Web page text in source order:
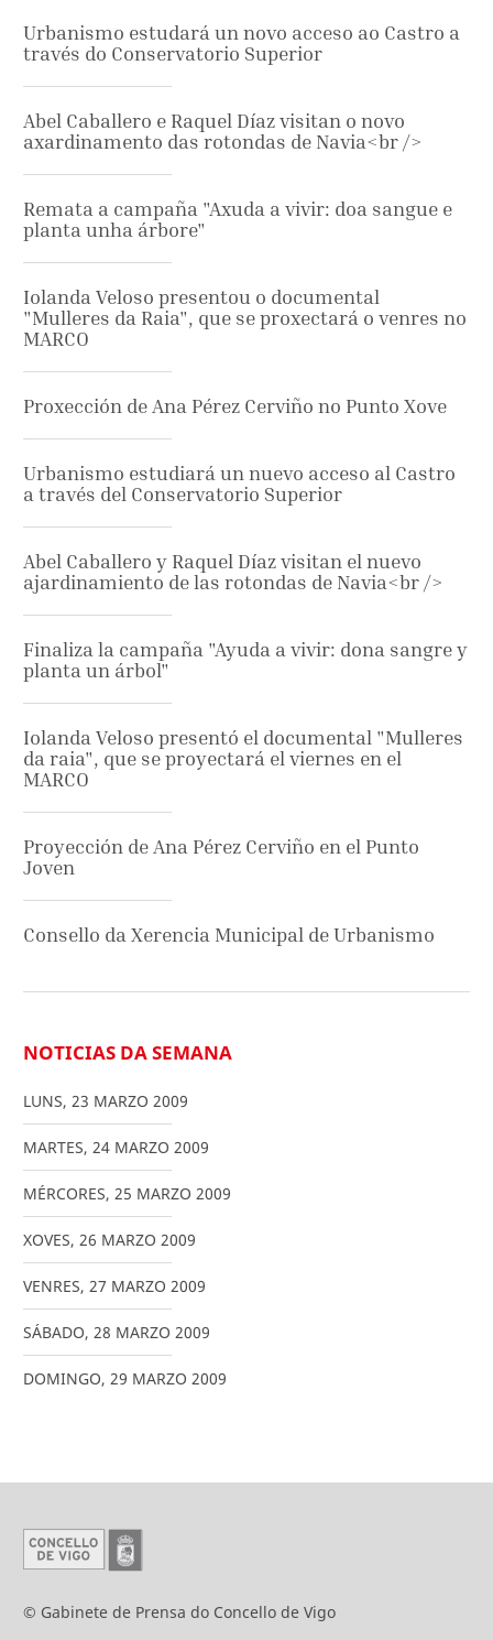
Urbanismo estudará un novo acceso ao Castro a
través do Conservatorio Superior
Abel Caballero e Raquel Díaz visitan o novo
axardinamento das rotondas de Navia<br />
Remata a campaña "Axuda a vivir: doa sangue e
planta unha árbore"
Iolanda Veloso presentou o documental
"Mulleres da Raia", que se proxectará o venres no
MARCO
Proxección de Ana Pérez Cerviño no Punto Xove
Urbanismo estudiará un nuevo acceso al Castro
a través del Conservatorio Superior
Abel Caballero y Raquel Díaz visitan el nuevo
ajardinamiento de las rotondas de Navia<br />
Finaliza la campaña "Ayuda a vivir: dona sangre y
planta un árbol"
Iolanda Veloso presentó el documental "Mulleres
da raia", que se proyectará el viernes en el
MARCO
Proyección de Ana Pérez Cerviño en el Punto
Joven
Consello da Xerencia Municipal de Urbanismo
NOTICIAS DA SEMANA
LUNS, 23 MARZO 2009
MARTES, 24 MARZO 2009
MÉRCORES, 25 MARZO 2009
XOVES, 26 MARZO 2009
VENRES, 27 MARZO 2009
SÁBADO, 28 MARZO 2009
DOMINGO, 29 MARZO 2009
© Gabinete de Prensa do Concello de Vigo